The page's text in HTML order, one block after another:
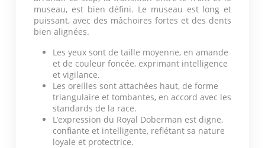
museau, est bien défini. Le museau est long et
puissant, avec des mâchoires fortes et des dents
bien alignées.
Les yeux sont de taille moyenne, en amande
et de couleur foncée, exprimant intelligence
et vigilance.
Les oreilles sont attachées haut, de forme
triangulaire et tombantes, en accord avec les
standards de la race.
L’expression du Royal Doberman est digne,
confiante et intelligente, reflétant sa nature
loyale et protectrice.